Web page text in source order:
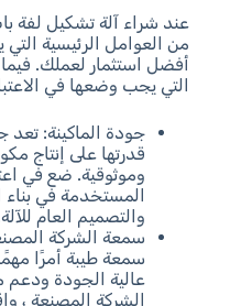
عند شراء آلة تشكيل لفة
من العوامل الرئيسية
أفضل استثمار لعملك.
التي يجب وضعها في
جودة الماكينة: تعد
قدرتها على إنتاج
وموثوقية. ضع في
المستخدمة في بناء
والتصميم العام
سمعة الشركة
سمعة طيبة أمرًا
عالية الجودة
الشركة المصنعة ،